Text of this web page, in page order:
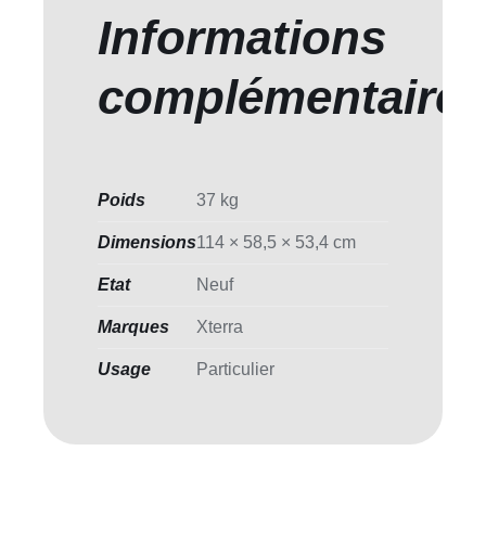
Informations
complémentaires
Poids 37 kg
Dimensions114 × 58,5 × 53,4 cm
Etat Neuf
Marques Xterra
Usage Particulier